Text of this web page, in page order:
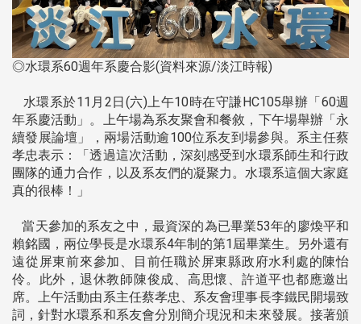
◎水環系60週年系慶合影(資料來源/淡江時報)
水環系於11月2日(六)上午10時在守謙HC105舉辦「60週
年系慶活動」。上午場為系友聚會和餐敘，下午場舉辦「永
續發展論壇」，兩場活動逾100位系友到場參與。系主任蔡
孝忠表示：「透過這次活動，深刻感受到水環系師生和行政
團隊的通力合作，以及系友們的凝聚力。水環系這個大家庭
真的很棒！」
當天參加的系友之中，最資深的為已畢業53年的廖煥平和
賴銘國，兩位學長是水環系4年制的第1屆畢業生。另外還有
遠從屏東前來參加、目前任職於屏東縣政府水利處的陳怡
伶。此外，退休教師陳俊成、高思懷、許道平也都應邀出
席。上午活動由系主任蔡孝忠、系友會理事長李鐵民開場致
詞，針對水環系和系友會分別簡介現況和未來發展。接著頒